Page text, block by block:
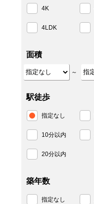
4K
4LDK
面積
～
駅徒歩
指定なし
10分以内
20分以内
築年数
指定なし